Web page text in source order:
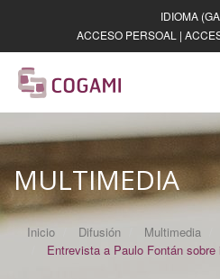
IDIOMA
ACCESO PERSOAL |
MULTIMEDIA
Inicio Difusión Multimedia
Entrevista a Paulo Fontán